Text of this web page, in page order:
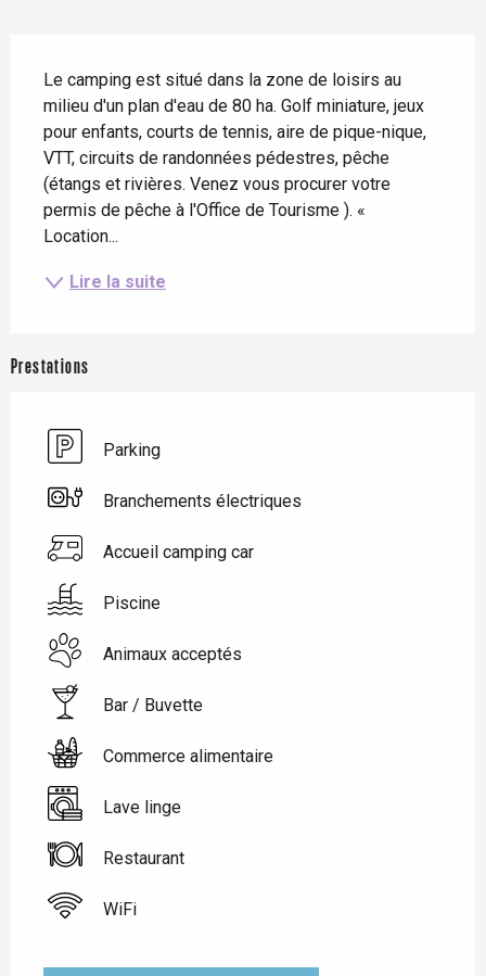
Le camping est situé dans la zone de loisirs au
milieu d'un plan d'eau de 80 ha. Golf miniature, jeux
pour enfants, courts de tennis, aire de pique-nique,
VTT, circuits de randonnées pédestres, pêche
(étangs et rivières. Venez vous procurer votre
permis de pêche à l'Office de Tourisme ). «
Location...
Lire la suite
Prestations
Parking
Branchements électriques
Accueil camping car
Piscine
Animaux acceptés
Bar / Buvette
Commerce alimentaire
Lave linge
Restaurant
WiFi